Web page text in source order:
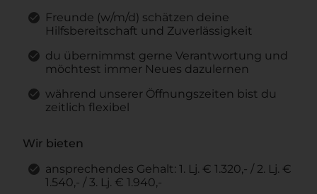
Freunde (w/m/d) schätzen deine
Hilfsbereitschaft und Zuverlässigkeit
du übernimmst gerne Verantwortung und
möchtest immer Neues dazulernen
während unserer Öffnungszeiten bist du
zeitlich flexibel
Wir bieten
ansprechendes Gehalt: 1. Lj. € 1.320,- / 2. Lj. €
1.540,- / 3. Lj. € 1.940,-